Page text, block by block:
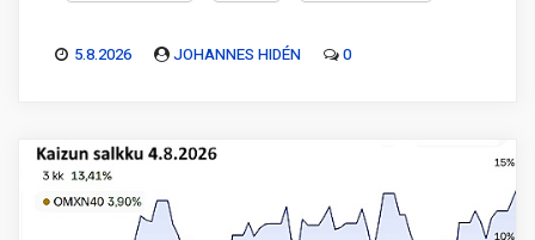
5.8.2026 JOHANNES HIDÉN 0